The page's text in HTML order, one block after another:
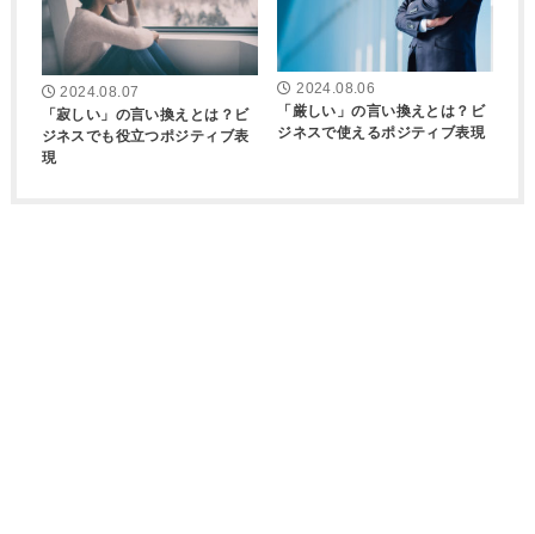
2024.08.07
「寂しい」の言い換えとは？ビ
ジネスでも役立つポジティブ表
現
2024.08.06
「厳しい」の言い換えとは？ビ
ジネスで使えるポジティブ表現